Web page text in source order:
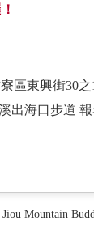
區東興街30之
出海口步道
Mountain